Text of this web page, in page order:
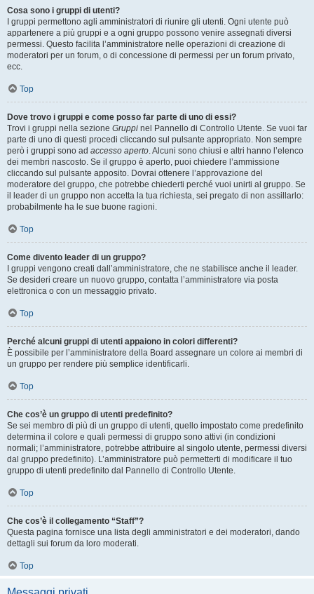
Cosa sono i gruppi di utenti?
I gruppi permettono agli amministratori di riunire gli utenti. Ogni utente può
appartenere a più gruppi e a ogni gruppo possono venire assegnati diversi
permessi. Questo facilita l’amministratore nelle operazioni di creazione di
moderatori per un forum, o di concessione di permessi per un forum privato,
ecc.
Top
Dove trovo i gruppi e come posso far parte di uno di essi?
Trovi i gruppi nella sezione Gruppi nel Pannello di Controllo Utente. Se vuoi far
parte di uno di questi procedi cliccando sul pulsante appropriato. Non sempre
però i gruppi sono ad accesso aperto. Alcuni sono chiusi e altri hanno l’elenco
dei membri nascosto. Se il gruppo è aperto, puoi chiedere l’ammissione
cliccando sul pulsante apposito. Dovrai ottenere l’approvazione del
moderatore del gruppo, che potrebbe chiederti perché vuoi unirti al gruppo. Se
il leader di un gruppo non accetta la tua richiesta, sei pregato di non assillarlo:
probabilmente ha le sue buone ragioni.
Top
Come divento leader di un gruppo?
I gruppi vengono creati dall’amministratore, che ne stabilisce anche il leader.
Se desideri creare un nuovo gruppo, contatta l’amministratore via posta
elettronica o con un messaggio privato.
Top
Perché alcuni gruppi di utenti appaiono in colori differenti?
È possibile per l’amministratore della Board assegnare un colore ai membri di
un gruppo per rendere più semplice identificarli.
Top
Che cos’è un gruppo di utenti predefinito?
Se sei membro di più di un gruppo di utenti, quello impostato come predefinito
determina il colore e quali permessi di gruppo sono attivi (in condizioni
normali; l’amministratore, potrebbe attribuire al singolo utente, permessi diversi
dal gruppo predefinito). L’amministratore può permetterti di modificare il tuo
gruppo di utenti predefinito dal Pannello di Controllo Utente.
Top
Che cos’è il collegamento “Staff”?
Questa pagina fornisce una lista degli amministratori e dei moderatori, dando
dettagli sui forum da loro moderati.
Top